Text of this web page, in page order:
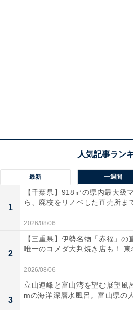
最新 一週間
1
【千葉県】918㎡の県内最大級
ら、廃校をリノベした直売所ま
2026/08/06
2
【三重県】伊勢名物「赤福」の
唯一のコメダ大判焼き店も！ 東
2026/08/06
3
立山連峰と富山湾を望む展望風
mの海洋深層水風呂。富山県の